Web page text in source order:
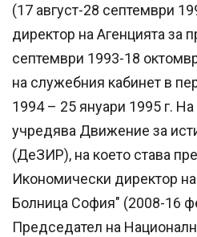
(17 август-28 септември
директор на Агенцията за
септември 1993-18
на служебния кабинет в
1994 – 25 януари 1995 г. На
учредява Движение за
(ДеЗИР), на което става
Икономически директор
Болница София" (2008-16
Председател на